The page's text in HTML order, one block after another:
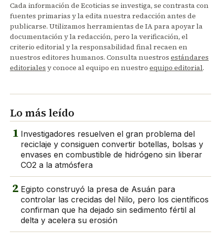
Cada información de Ecoticias se investiga, se contrasta con
fuentes primarias y la edita nuestra redacción antes de
publicarse. Utilizamos herramientas de IA para apoyar la
documentación y la redacción, pero la verificación, el
criterio editorial y la responsabilidad final recaen en
nuestros editores humanos. Consulta nuestros estándares
editoriales y conoce al equipo en nuestro equipo editorial.
Lo más leído
1 Investigadores resuelven el gran problema del
reciclaje y consiguen convertir botellas, bolsas y
envases en combustible de hidrógeno sin liberar
CO2 a la atmósfera
2 Egipto construyó la presa de Asuán para
controlar las crecidas del Nilo, pero los científicos
confirman que ha dejado sin sedimento fértil al
delta y acelera su erosión